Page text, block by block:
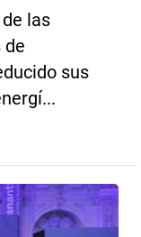
las
de
sus